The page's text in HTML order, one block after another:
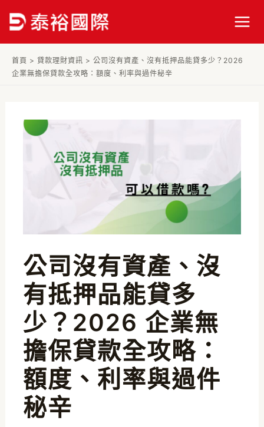
首頁 > 貸款理財資訊 > 公司沒有資產、沒有抵押品能貸多少？2026
企業無擔保貸款全攻略：額度、利率與過件秘辛
公司沒有資產、沒
有抵押品能貸多
少？2026 企業無
擔保貸款全攻略：
額度、利率與過件
秘辛
navigation